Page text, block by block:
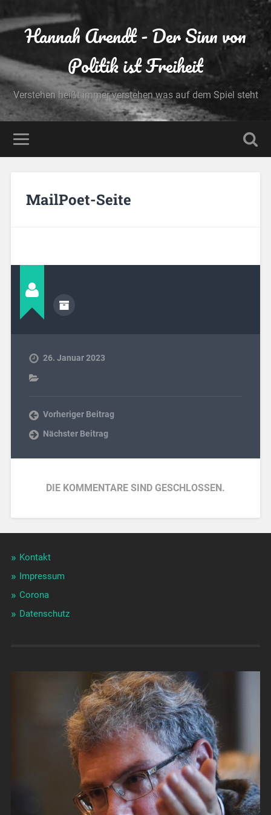
Hannah Arendt - Der Sinn von
Politik ist Freiheit
Verstehen heißt immer verstehen was auf dem Spiel steht
MailPoet-Seite
26. Januar 2023
Vorheriger Beitrag
Nächster Beitrag
DIE KOMMENTARE SIND GESCHLOSSEN.
Kontakt
Impressum
Corona
Datenschutz